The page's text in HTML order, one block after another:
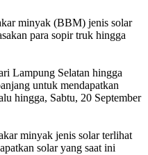
minyak (BBM) jenis solar
para sopir truk hingga
Lampung Selatan hingga
untuk mendapatkan
hingga, Sabtu, 20 September
minyak jenis solar terlihat
solar yang saat ini